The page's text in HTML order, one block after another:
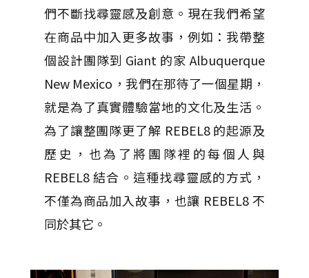
們不斷找尋靈感及創意。現在我們希望
在商品中加入更多故事，例如：我帶整
個設計團隊到 Giant 的家 Albuquerque
New Mexico，我們在那待了一個星期，
就是為了真實體驗當地的文化及生活。
為了讓整團隊更了解 REBEL8 的起源及
歷史，也為了將團隊裡的每個人與
REBEL8 結合。這種找尋靈感的方式，
不僅為商品加入故事，也讓 REBEL8 不
同於其它。